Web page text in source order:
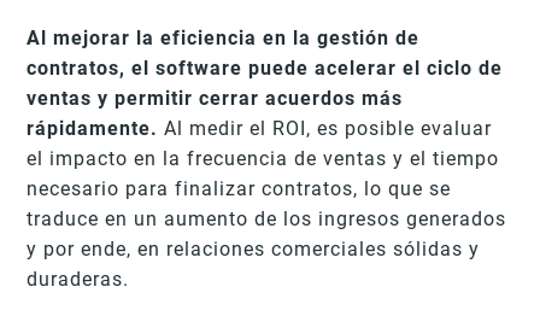
Al mejorar la eficiencia en la gestión de
contratos, el software puede acelerar el ciclo de
ventas y permitir cerrar acuerdos más
rápidamente. Al medir el ROI, es posible evaluar
el impacto en la frecuencia de ventas y el tiempo
necesario para finalizar contratos, lo que se
traduce en un aumento de los ingresos generados
y por ende, en relaciones comerciales sólidas y
duraderas.